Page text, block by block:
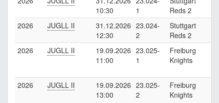
10:30
1
Reds 2
2026
JUGLL II
31.12.2026
12:30
23.024-
2
Stuttgart
Reds 2
2026
JUGLL II
19.09.2026
11:00
23.025-
1
Freiburg
Knights
2026
JUGLL II
19.09.2026
13:00
23.025-
2
Freiburg
Knights